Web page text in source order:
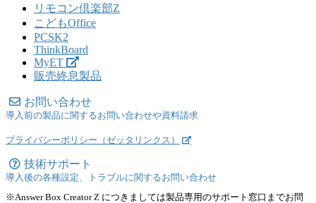
リモコン倶楽部Z
こどもOffice
PCSK2
ThinkBoard
MyET
販売終息製品
お問い合わせ
導入前の製品に関するお問い合わせや資料請求
プライバシーポリシー（ゼッタリンクス）
技術サポート
導入後の各種設定、トラブルに関するお問い合わせ
※Answer Box Creator Z につきましては製品専用のサポート窓口までお問